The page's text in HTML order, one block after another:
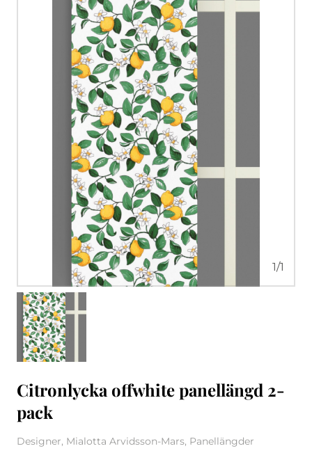
1/1
Citronlycka offwhite panellängd 2-
pack
Designer, Mialotta Arvidsson-Mars, Panellängder